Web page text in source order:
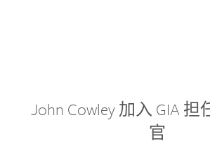
John Cowley 加入 GIA
官